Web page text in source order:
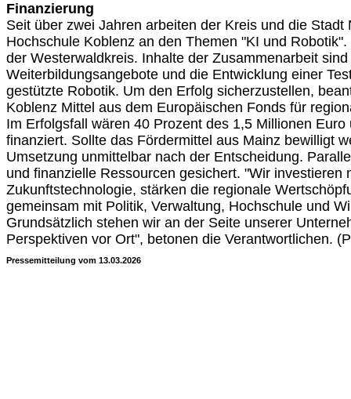
Finanzierung
Seit über zwei Jahren arbeiten der Kreis und die Stadt
Hochschule Koblenz an den Themen "KI und
der Westerwaldkreis. Inhalte der Zusammenarbeit
Weiterbildungsangebote und die Entwicklung einer
gestützte Robotik. Um den Erfolg sicherzustellen,
Koblenz Mittel aus dem Europäischen Fonds für
Im Erfolgsfall wären 40 Prozent des 1,5 Millionen
finanziert. Sollte das Fördermittel aus Mainz bewilligt
Umsetzung unmittelbar nach der Entscheidung.
und finanzielle Ressourcen gesichert. "Wir investieren
Zukunftstechnologie, stärken die regionale
gemeinsam mit Politik, Verwaltung, Hochschule und
Grundsätzlich stehen wir an der Seite unserer
Perspektiven vor Ort", betonen die Verantwortlichen.
Pressemitteilung vom 13.03.2026